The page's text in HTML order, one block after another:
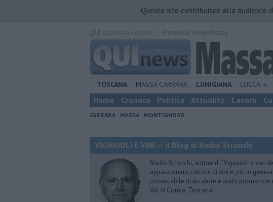
Questo sito contribuisce alla audience
TOSCANA MASSA CARRARA LUNIGIANA LUCCA
Home Cronaca Politica Attualità Lavoro
CARRARA MASSA MONTIGNOSO
VIGNAIOLI E VINI — il Blog di Nadio Stronchi
Nadio Stronchi, autore di “Vignaioli e vini
appassionato cultore di vini e, più in
instancabile ricercatore è stato
Val di Cornia, Toscana